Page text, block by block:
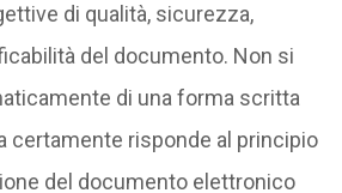
di qualità, sicurezza,
del documento. Non si
di una forma scritta
certamente risponde al principio
del documento elettronico